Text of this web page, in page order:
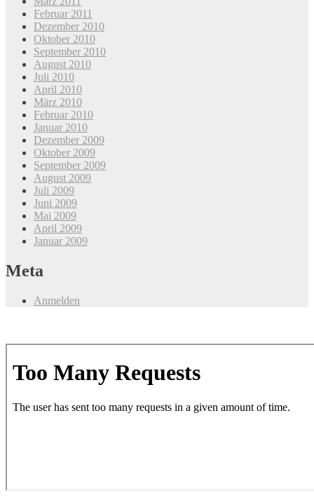
Februar 2011
Dezember 2010
Oktober 2010
September 2010
August 2010
Juli 2010
April 2010
März 2010
Februar 2010
Januar 2010
Dezember 2009
Oktober 2009
September 2009
August 2009
Juli 2009
Juni 2009
Mai 2009
April 2009
Januar 2009
Meta
Anmelden